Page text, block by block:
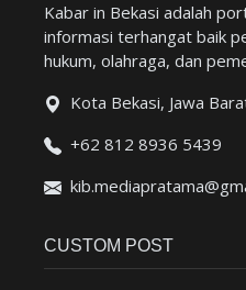
Kabar in Bekasi adalah
informasi terhangat baik
hukum, olahraga, dan
Kota Bekasi, Jawa
+62 812 8936 5439
CUSTOM POST